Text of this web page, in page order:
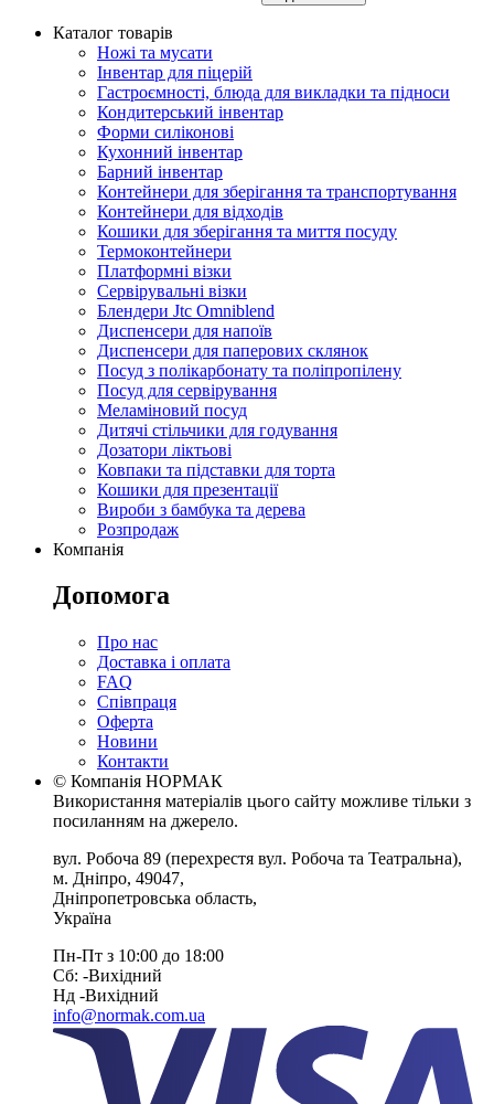
Каталог товарів
Ножі та мусати
Інвентар для піцерій
Гастроємності, блюда для викладки та підноси
Кондитерський інвентар
Форми силіконові
Кухонний інвентар
Барний інвентар
Контейнери для зберігання та транспортування
Контейнери для відходів
Кошики для зберігання та миття посуду
Термоконтейнери
Платформні візки
Сервірувальні візки
Блендери Jtc Omniblend
Диспенсери для напоїв
Диспенсери для паперових склянок
Посуд з полікарбонату та поліпропілену
Посуд для сервірування
Меламіновий посуд
Дитячі стільчики для годування
Дозатори ліктьові
Ковпаки та підставки для торта
Кошики для презентації
Вироби з бамбука та дерева
Розпродаж
Компанія
Допомога
Про нас
Доставка і оплата
FAQ
Співпраця
Оферта
Новини
Контакти
© Компанія НОРМАК
Використання матеріалів цього сайту можливе тільки з
посиланням на джерело.
вул. Робоча 89 (перехрестя вул. Робоча та Театральна),
м. Дніпро, 49047,
Дніпропетровська область,
Україна
Пн-Пт з 10:00 до 18:00
Сб: -Вихiдний
Нд -Вихiдний
info@normak.com.ua